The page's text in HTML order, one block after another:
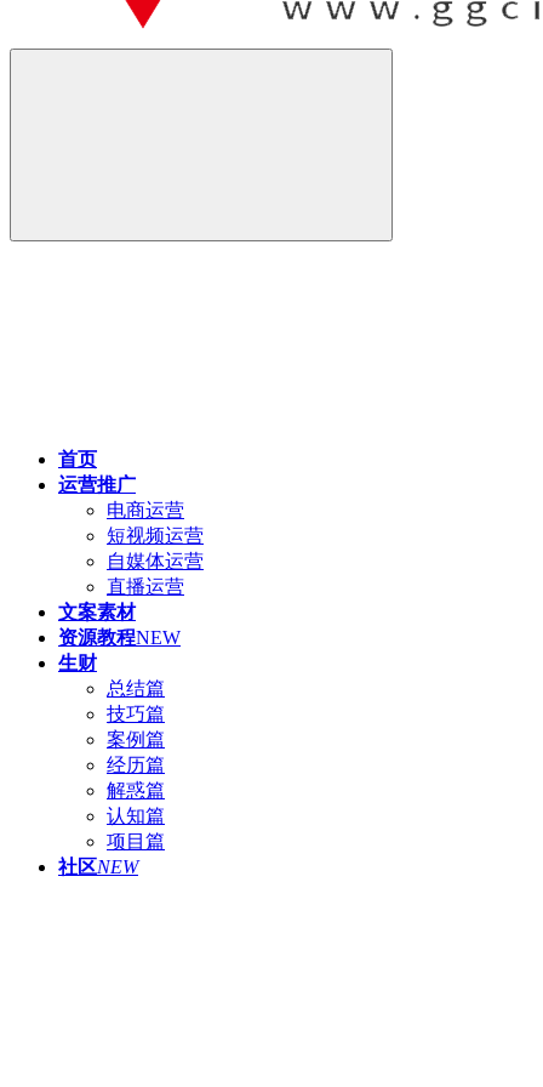
首页
运营推广
电商运营
短视频运营
自媒体运营
直播运营
文案素材
资源教程NEW
生财
总结篇
技巧篇
案例篇
经历篇
解惑篇
认知篇
项目篇
社区NEW